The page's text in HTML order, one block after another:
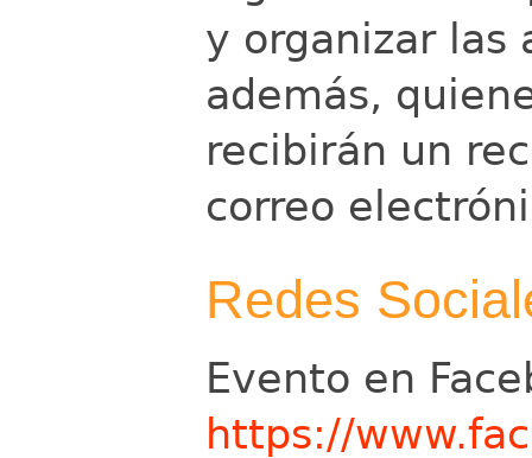
y organizar las
además,
recibirán un
correo
Redes
Evento en
https://